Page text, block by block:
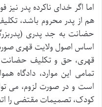
اما اگر خدای ناکرده پدر
هم از پدر محروم باشد،
حضانت به جد پدری
اساس اصول ولایت قهری
قهری، حق و تکلیف حضانت
تمامی این موارد، دادگاه
است و در صورت لزوم، می
کودک، تصمیمات مقتضی را